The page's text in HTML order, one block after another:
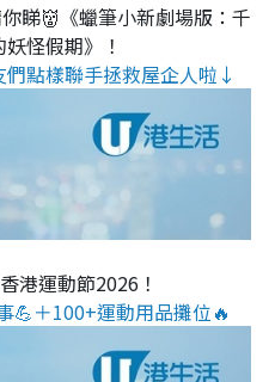
睇👹《蠟筆小新劇場版：千
怪假期》！
點樣聯手拯救屋企人啦↓
港運動節2026！
💪＋100+運動用品攤位🔥